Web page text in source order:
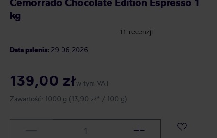
kg
Data palenia: 29.06.2026
139,00 złw tym VAT
Zawartość: 1000 g (13,90 zł* / 100 g)